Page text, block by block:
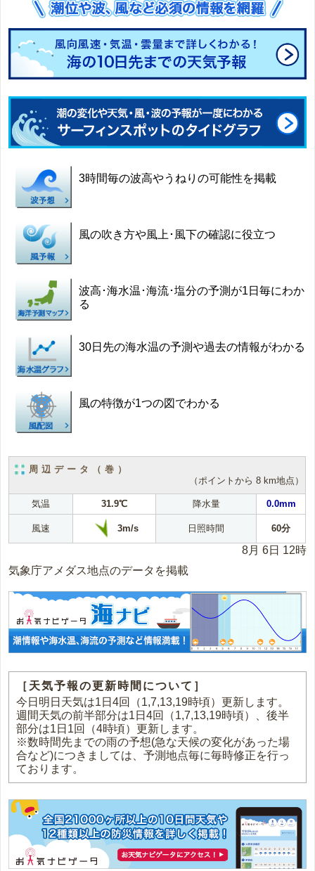
3時間毎の波高やうねりの可能性を掲載
風の吹き方や風上･風下の確認に役立つ
波高･海水温･海流･塩分の予測が1日毎にわか
る
30日先の海水温の予測や過去の情報がわかる
風の特徴が1つの図でわかる
周辺データ（巻）
（ポイントから 8 km地点）
気温 31.9℃ 降水量 0.0mm
風速 3m/s 日照時間 60分
8月 6日 12時
気象庁アメダス地点のデータを掲載
［天気予報の更新時間について］
今日明日天気は1日4回（1,7,13,19時頃）更新します。
週間天気の前半部分は1日4回（1,7,13,19時頃）、後半
部分は1日1回（4時頃）更新します。
※数時間先までの雨の予想(急な天候の変化があった場
合など)につきましては、予測地点毎に毎時修正を行っ
ております。